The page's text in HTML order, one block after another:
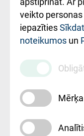
ārstniecības
iestādes kods
010000234
Maksas
pakalpojumu
cenrādis
veikto
iepazīties
noteikumos un